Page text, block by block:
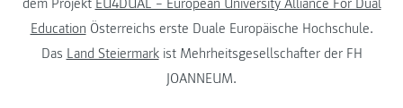
Education Österreichs erste Duale Europäische Hochschule.
Das Land Steiermarkist Mehrheitsgesellschafter der FH
JOANNEUM.